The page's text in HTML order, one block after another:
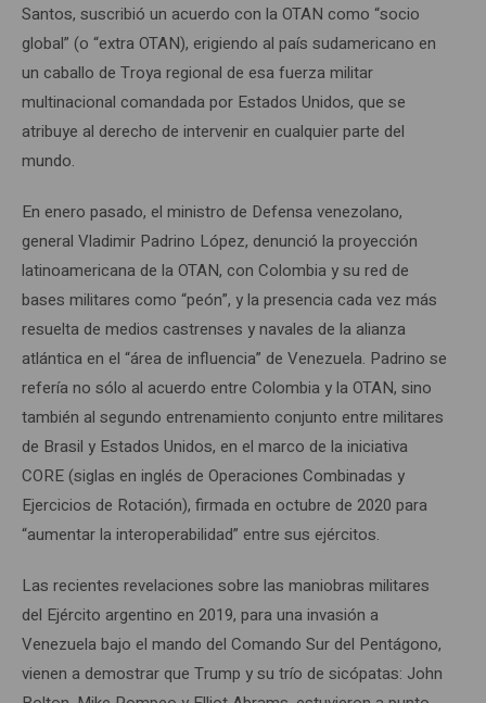
Santos, suscribió un acuerdo con la OTAN como “socio
global” (o “extra OTAN), erigiendo al país sudamericano en
un caballo de Troya regional de esa fuerza militar
multinacional comandada por Estados Unidos, que se
atribuye al derecho de intervenir en cualquier parte del
mundo.
En enero pasado, el ministro de Defensa venezolano,
general Vladimir Padrino López, denunció la proyección
latinoamericana de la OTAN, con Colombia y su red de
bases militares como “peón”, y la presencia cada vez más
resuelta de medios castrenses y navales de la alianza
atlántica en el “área de influencia” de Venezuela. Padrino se
refería no sólo al acuerdo entre Colombia y la OTAN, sino
también al segundo entrenamiento conjunto entre militares
de Brasil y Estados Unidos, en el marco de la iniciativa
CORE (siglas en inglés de Operaciones Combinadas y
Ejercicios de Rotación), firmada en octubre de 2020 para
“aumentar la interoperabilidad” entre sus ejércitos.
Las recientes revelaciones sobre las maniobras militares
del Ejército argentino en 2019, para una invasión a
Venezuela bajo el mando del Comando Sur del Pentágono,
vienen a demostrar que Trump y su trío de sicópatas: John